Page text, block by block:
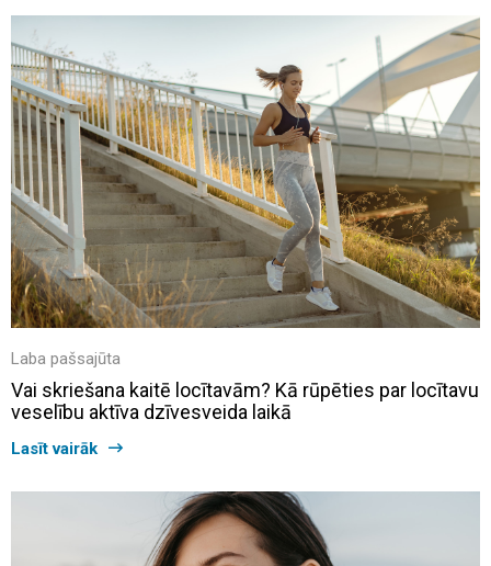
Laba pašsajūta
Vai skriešana kaitē locītavām? Kā rūpēties par locītavu
veselību aktīva dzīvesveida laikā
Lasīt vairāk